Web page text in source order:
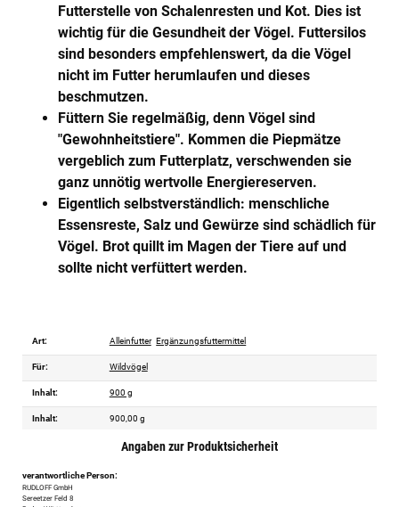
Futterstelle von Schalenresten und Kot. Dies ist
wichtig für die Gesundheit der Vögel. Futtersilos
sind besonders empfehlenswert, da die Vögel
nicht im Futter herumlaufen und dieses
beschmutzen.
Füttern Sie regelmäßig, denn Vögel sind
"Gewohnheitstiere". Kommen die Piepmätze
vergeblich zum Futterplatz, verschwenden sie
ganz unnötig wertvolle Energiereserven.
Eigentlich selbstverständlich: menschliche
Essensreste, Salz und Gewürze sind schädlich für
Vögel. Brot quillt im Magen der Tiere auf und
sollte nicht verfüttert werden.
Art: Alleinfutter Ergänzungsfuttermittel
Für: Wildvögel
Inhalt: 900 g
Inhalt: 900,00 g
Angaben zur Produktsicherheit
verantwortliche Person:
RUDLOFF GmbH
Sereetzer Feld 8